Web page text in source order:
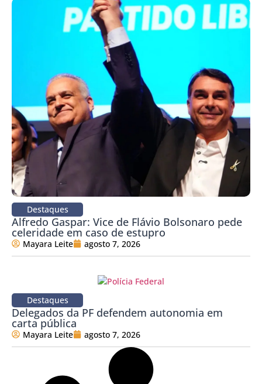
Destaques
Alfredo Gaspar: Vice de Flávio Bolsonaro pede
celeridade em caso de estupro
Mayara Leite agosto 7, 2026
Destaques
Delegados da PF defendem autonomia em
carta pública
Mayara Leite agosto 7, 2026